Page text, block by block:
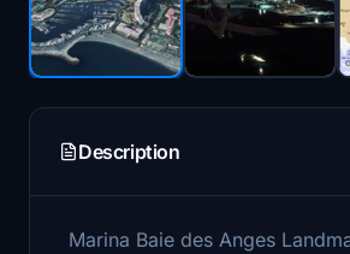
Description
Marina Baie des Anges